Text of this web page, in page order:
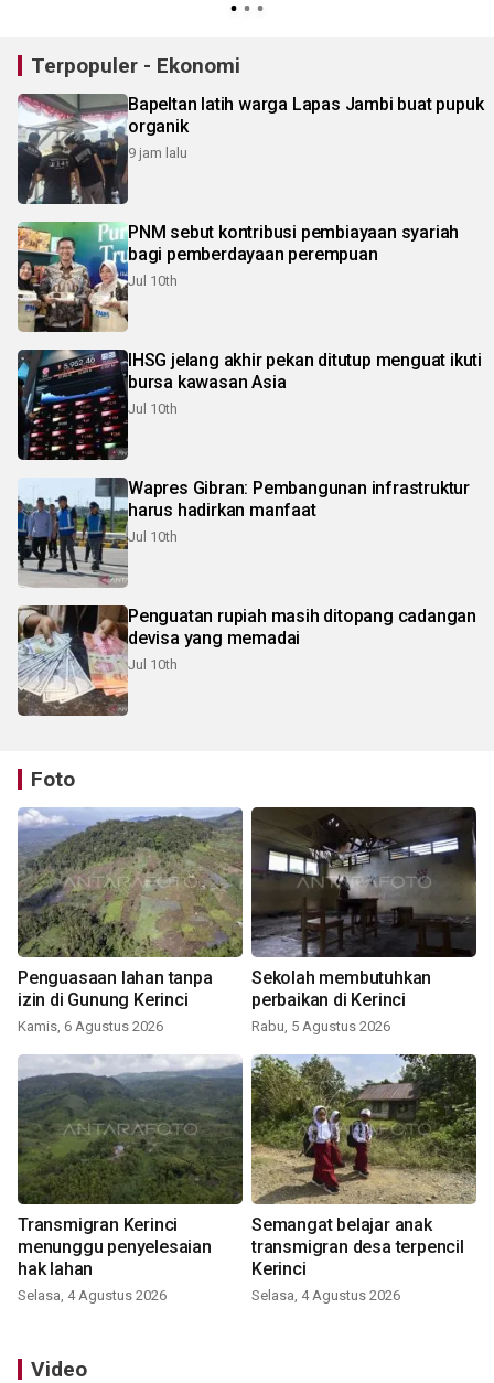
Terpopuler - Ekonomi
Bapeltan latih warga Lapas Jambi buat pupuk
organik
9 jam lalu
PNM sebut kontribusi pembiayaan syariah
bagi pemberdayaan perempuan
Jul 10th
IHSG jelang akhir pekan ditutup menguat ikuti
bursa kawasan Asia
Jul 10th
Wapres Gibran: Pembangunan infrastruktur
harus hadirkan manfaat
Jul 10th
Penguatan rupiah masih ditopang cadangan
devisa yang memadai
Jul 10th
Foto
Penguasaan lahan tanpa
izin di Gunung Kerinci
Kamis, 6 Agustus 2026
Sekolah membutuhkan
perbaikan di Kerinci
Rabu, 5 Agustus 2026
Transmigran Kerinci
menunggu penyelesaian
hak lahan
Selasa, 4 Agustus 2026
Semangat belajar anak
transmigran desa terpencil
Kerinci
Selasa, 4 Agustus 2026
Video